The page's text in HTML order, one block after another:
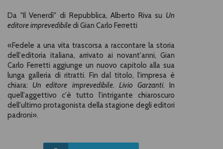
Da "Il Venerdì" di Repubblica, Alberto Riva su Un
editore imprevedibiledi Gian Carlo Ferretti
«Fedele a una vita trascorsa a raccontare la storia
dell'editoria italiana, arrivato ai novant'anni, Gian
Carlo Ferretti aggiunge un nuovo capitolo alla sua
lunga galleria di ritratti. Fin dal titolo, l'impresa è
chiara: Un editore imprevedibile. Livio Garzanti. In
quell'aggettivo c'è tutto l'intrigante chiaroscuro
dell'ultimo protagonista della stagione degli editori
padroni».